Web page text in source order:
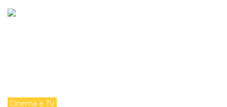
Cinema e TV